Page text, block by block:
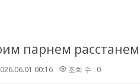
00:16 조회 수 : 0